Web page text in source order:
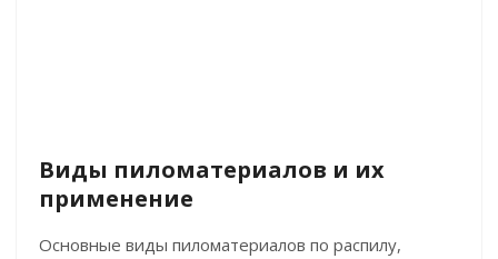
Виды пиломатериалов и их
применение
Основные виды пиломатериалов по распилу,